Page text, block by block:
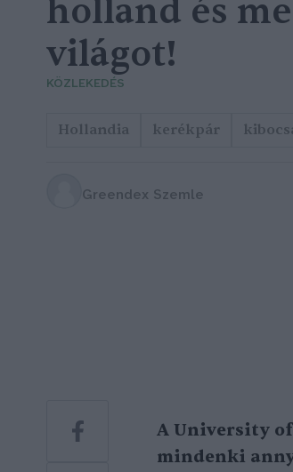
holland és
világot!
KÖZLEKEDÉS
Hollandia kerékpár
Greendex Szemle
A University
mindenki